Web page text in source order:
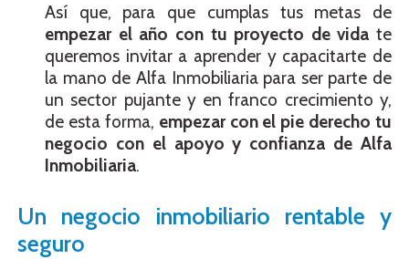
Así que, para que cumplas tus metas de
empezar el año con tu proyecto de vida te
queremos invitar a aprender y capacitarte de
la mano de Alfa Inmobiliaria para ser parte de
un sector pujante y en franco crecimiento y,
de esta forma, empezar con el pie derecho tu
negocio con el apoyo y confianza de Alfa
Inmobiliaria.
Un negocio inmobiliario rentable y
seguro